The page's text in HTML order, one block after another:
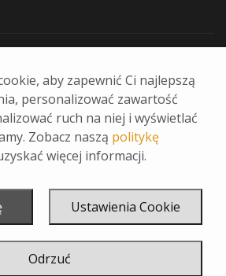
aby zapewnić Ci najlepszą
personalizować zawartość
ruch na niej i wyświetlać
Zobacz naszą politykę
więcej informacji.
Ustawienia Cookie
Odrzuć